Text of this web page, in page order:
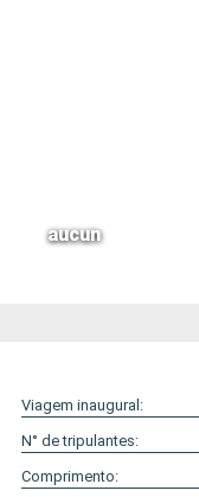
aucun
Viagem inaugural:
N° de tripulantes:
Comprimento: